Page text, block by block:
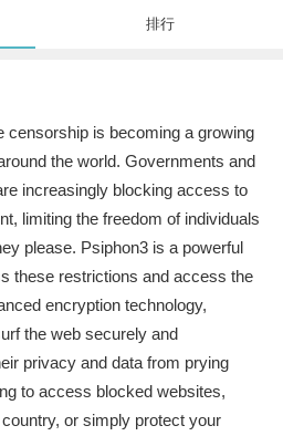
排行
censorship is becoming a growing
the world. Governments and
increasingly blocking access to
limiting the freedom of individuals
please. Psiphon3 is a powerful
these restrictions and access the
encryption technology,
the web securely and
privacy and data from prying
to access blocked websites,
or simply protect your